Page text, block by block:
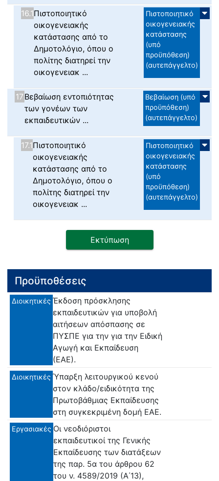
16.1Πιστοποιητικό
οικογενειακής
κατάστασης από το
Δημοτολόγιο, όπου ο
πολίτης διατηρεί την
οικογενειακ ...
Πιστοποιητικό
οικογενειακής
κατάστασης
(υπό
προϋπόθεση)
(αυτεπάγγελτο)
17 Βεβαίωση εντοπιότητας
των γονέων των
εκπαιδευτικών ...
Βεβαίωση (υπό
προϋπόθεση)
(αυτεπάγγελτο)
17.1Πιστοποιητικό
οικογενειακής
κατάστασης από το
Δημοτολόγιο, όπου ο
πολίτης διατηρεί την
οικογενειακ ...
Πιστοποιητικό
οικογενειακής
κατάστασης
(υπό
προϋπόθεση)
(αυτεπάγγελτο)
Εκτύπωση
Προϋποθέσεις
Διοικητικές Έκδοση πρόσκλησης
εκπαιδευτικών για υποβολή
αιτήσεων απόσπασης σε
ΠΥΣΠΕ για την για την Ειδική
Αγωγή και Εκπαίδευση
(ΕΑΕ).
Διοικητικές Ύπαρξη λειτουργικού κενού
στον κλάδο/ειδικότητα της
Πρωτοβάθμιας Εκπαίδευσης
στη συγκεκριμένη δομή ΕΑΕ.
Εργασιακές Οι νεοδιόριστοι
εκπαιδευτικοί της Γενικής
Εκπαίδευσης των διατάξεων
της παρ. 5α του άρθρου 62
του ν. 4589/2019 (Α΄13),